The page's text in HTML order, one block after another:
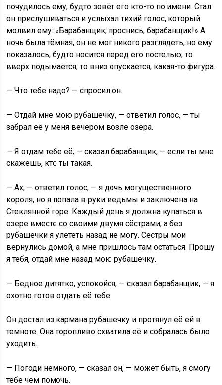
почудилось ему, будто зовёт его кто-то по имени. Стал
он прислушиваться и услыхал тихий голос, который
молвил ему: «Барабанщик, проснись, барабанщик!» А
ночь была тёмная, он не мог никого разглядеть, но ему
показалось, будто носится перед его постелью, то
вверх подымается, то вниз опускается, какая-то фигура.
— Что тебе надо? — спросил он.
— Отдай мне мою рубашечку, — ответил голос, — ты
забрал её у меня вечером возле озера.
— Я отдам тебе её, — сказал барабанщик, — если ты мне
скажешь, кто ты такая.
— Ах, — ответил голос, — я дочь могущественного
короля, но я попала в руки ведьмы и заключена на
Стеклянной горе. Каждый день я должна купаться в
озере вместе со своими двумя сёстрами, а без
рубашечки я улететь назад не могу. Сестры мои
вернулись домой, а мне пришлось там остаться. Прошу
я тебя, отдай мне назад мою рубашечку.
— Бедное дитятко, успокойся, — сказал барабанщик, — я
охотно готов отдать её тебе.
Он достал из кармана рубашечку и протянул её ей в
темноте. Она торопливо схватила её и собралась было
уходить.
— Погоди немного, — сказал он, — может быть, я смогу
тебе чем помочь.